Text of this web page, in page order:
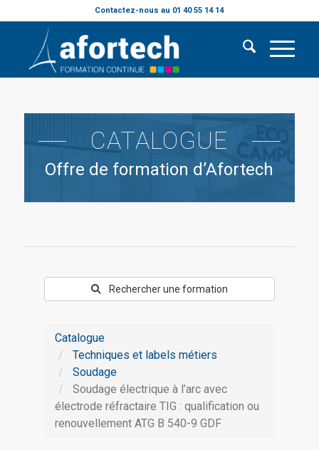
Contactez-nous au 01 40 55 14 14
CATALOGUE
Offre de formation d’Afortech
Rechercher une formation
Catalogue
Techniques et labels métiers
Soudage
Soudage électrique à l’arc avec
électrode réfractaire TIG : qualification ou
renouvellement ATG B 540-9 GDF